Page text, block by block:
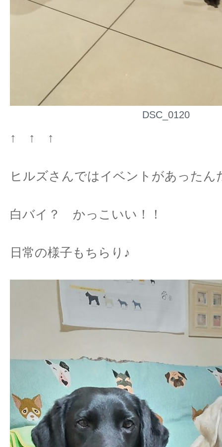
DSC_0120
↑ ↑ ↑
ヒルズさんではイベントがあったん
白バイ？ かっこいい！！
日常の様子もちらり♪